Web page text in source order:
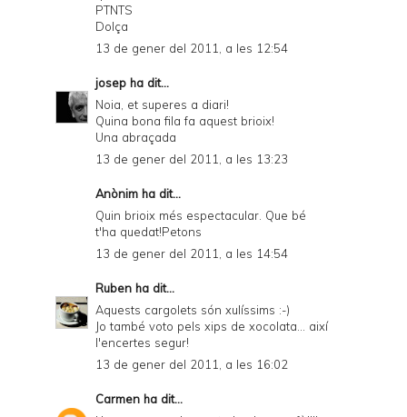
PTNTS
Dolça
13 de gener del 2011, a les 12:54
josep ha dit...
Noia, et superes a diari!
Quina bona fila fa aquest brioix!
Una abraçada
13 de gener del 2011, a les 13:23
Anònim ha dit...
Quin brioix més espectacular. Que bé
t'ha quedat!Petons
13 de gener del 2011, a les 14:54
Ruben ha dit...
Aquests cargolets són xulíssims :-)
Jo també voto pels xips de xocolata... així
l'encertes segur!
13 de gener del 2011, a les 16:02
Carmen ha dit...